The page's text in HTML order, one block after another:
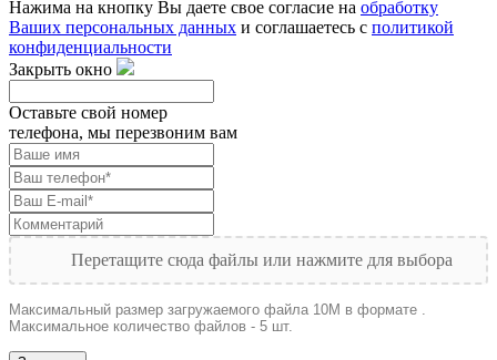
Нажима на кнопку Вы даете свое согласие на обработку
Ваших персональных данных и соглашаетесь с политикой
конфиденциальности
Закрыть окно
Оставьте свой номер
телефона, мы перезвоним вам
Перетащите сюда файлы или нажмите для выбора
Максимальный размер загружаемого файла 10M в формате .
Максимальное количество файлов - 5 шт.